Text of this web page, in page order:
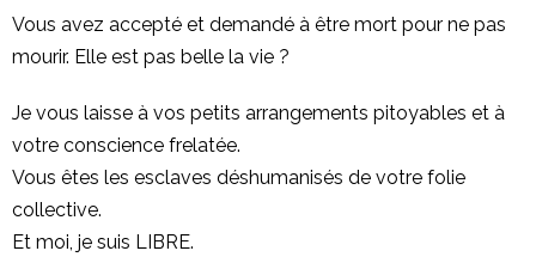
Vous avez accepté et demandé à être mort pour ne pas
mourir. Elle est pas belle la vie ?
Je vous laisse à vos petits arrangements pitoyables et à
votre conscience frelatée.
Vous êtes les esclaves déshumanisés de votre folie
collective.
Et moi, je suis LIBRE.